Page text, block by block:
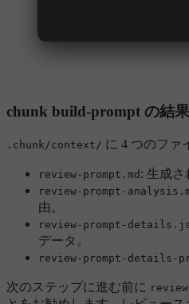
chunk build-prompt の結果
.chunk/context/ に 4 つのファ
review-prompt.md : 生成さ
review-prompt-
由。
review-prompt-
データ。
review-prompt-details-
次のステップに進む前に